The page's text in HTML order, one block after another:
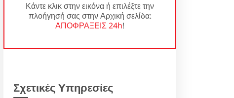
Κάντε κλικ στην εικόνα ή επιλέξτε την
πλοήγησή σας στην Αρχική σελίδα:
ΑΠΟΦΡΑΞΕΙΣ 24h!
Σχετικές Υπηρεσίες